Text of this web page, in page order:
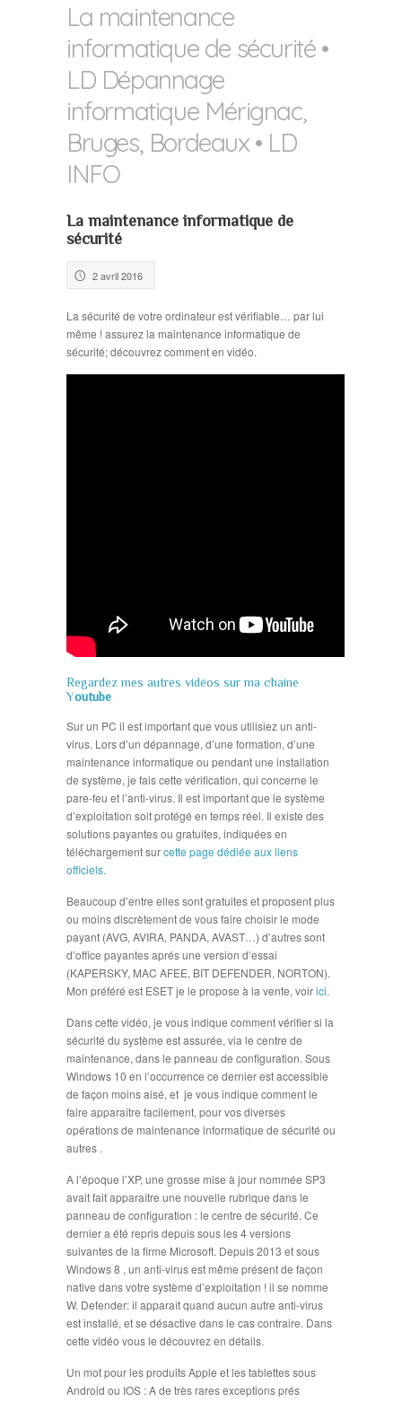
La maintenance
informatique de sécurité •
LD Dépannage
informatique Mérignac,
Bruges, Bordeaux • LD
INFO
La maintenance informatique de
sécurité
🕔 2 avril 2016
La sécurité de votre ordinateur est vérifiable… par lui
même ! assurez la maintenance informatique de
sécurité; découvrez comment en vidéo.
Regardez mes autres vidéos sur ma chaine
Youtube
Sur un PC il est important que vous utilisiez un anti-
virus. Lors d’un dépannage, d’une formation, d’une
maintenance informatique ou pendant une installation
de système, je fais cette vérification, qui concerne le
pare-feu et l’anti-virus. Il est important que le système
d’exploitation soit protégé en temps réel. Il existe des
solutions payantes ou gratuites, indiquées en
téléchargement surcette page dédiée aux liens
officiels.
Beaucoup d’entre elles sont gratuites et proposent plus
ou moins discrètement de vous faire choisir le mode
payant (AVG, AVIRA, PANDA, AVAST…) d’autres sont
d’office payantes aprés une version d’essai
(KAPERSKY, MAC AFEE, BIT DEFENDER, NORTON).
Mon préféré est ESET je le propose à la vente, voirici.
Dans cette vidéo, je vous indique comment vérifier si la
sécurité du système est assurée, via le centre de
maintenance, dans le panneau de configuration. Sous
Windows 10 en l’occurrence ce dernier est accessible
de façon moins aisé, et je vous indique comment le
faire apparaître facilement, pour vos diverses
opérations de maintenance informatique de sécurité ou
autres .
A l’époque l’XP, une grosse mise à jour nommée SP3
avait fait apparaître une nouvelle rubrique dans le
panneau de configuration : le centre de sécurité. Ce
dernier a été repris depuis sous les 4 versions
suivantes de la firme Microsoft. Depuis 2013 et sous
Windows 8 , un anti-virus est même présent de façon
native dans votre système d’exploitation ! il se nomme
W. Defender: il apparaît quand aucun autre anti-virus
est installé, et se désactive dans le cas contraire. Dans
cette vidéo vous le découvrez en détails.
Un mot pour les produits Apple et les tablettes sous
Android ou IOS : A de très rares exceptions prés